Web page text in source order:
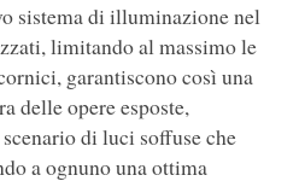
sistema di illuminazione nel
limitando al massimo le
garantiscono così una
delle opere esposte,
di luci soffuse che
a ognuno una ottima